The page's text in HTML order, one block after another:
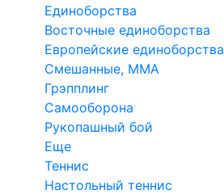
Единоборства
Восточные единоборства
Европейские единоборства
Смешанные, ММА
Грэпплинг
Самооборона
Рукопашный бой
Еще
Теннис
Настольный теннис